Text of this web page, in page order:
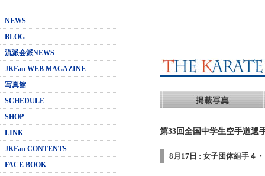
NEWS
BLOG
流派会派NEWS
JKFan WEB MAGAZINE
写真館
SCHEDULE
SHOP
LINK
JKFan CONTENTS
FACE BOOK
第33回全国中学生空手道選
8月17日 : 女子団体組手４